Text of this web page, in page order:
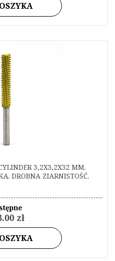
3,2X3,2X32 MM.
DROBNA ZIARNISTOŚĆ.
zł